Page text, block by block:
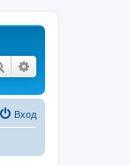
Поиск
Вход